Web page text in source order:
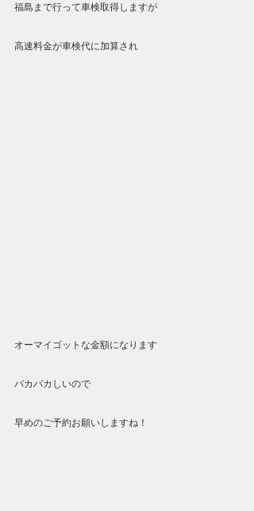
福島まで行って車検取得しますが
高速料金が車検代に加算され
オーマイゴットな金額になります
バカバカしいので
早めのご予約お願いしますね！